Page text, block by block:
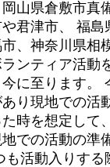
山県倉敷市真
君津市、
福島
、神奈川県相
ンティア活動
に至ります。
り現地での活
時を想定して
での活動の準
も活動入りする